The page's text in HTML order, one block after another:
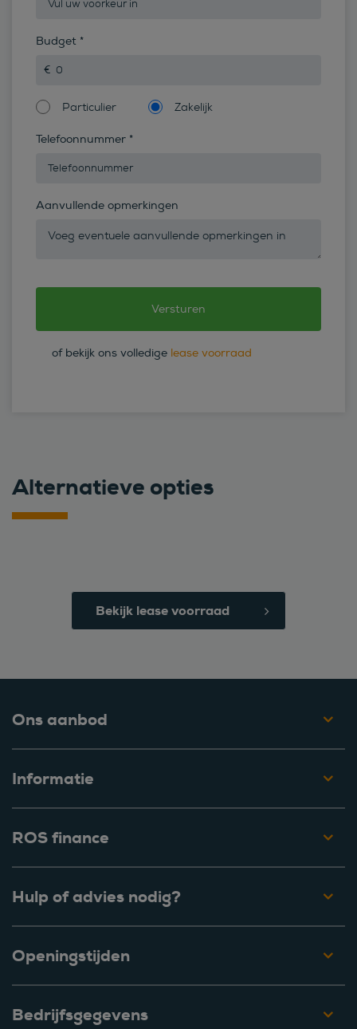
Budget *
Particulier Zakelijk
Telefoonnummer *
Aanvullende opmerkingen
of bekijk ons volledige lease voorraad
Alternatieve opties
Bekijk lease voorraad
Ons aanbod
Informatie
ROS finance
Hulp of advies nodig?
Openingstijden
Bedrijfsgegevens